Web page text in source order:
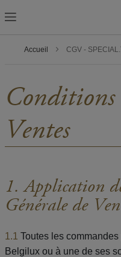
to
Content
Accueil CGV -
Conditions
Ventes
1. Application
Générale de
1.1 Toutes les
Belgilux ou à une de ses